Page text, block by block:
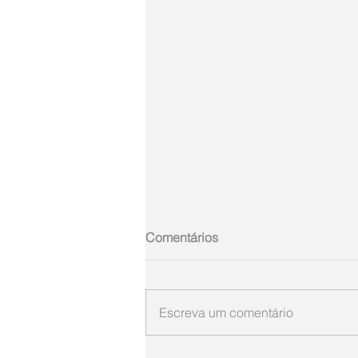
Gumercindo de Oliveira
Comentários
Escreva um comentário